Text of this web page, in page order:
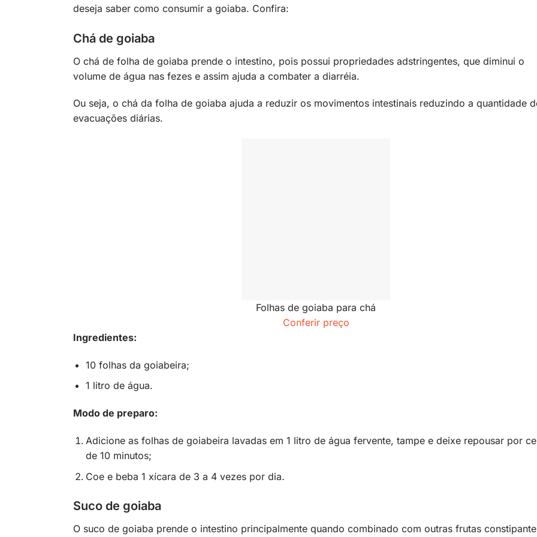
deseja saber como consumir a goiaba. Confira:
Chá de goiaba
O chá de folha de goiaba prende o intestino, pois possui propriedades adstringentes, que diminui o
volume de água nas fezes e assim ajuda a combater a diarréia.
Ou seja, o chá da folha de goiaba ajuda a reduzir os movimentos intestinais reduzindo a quantidade
evacuações diárias.
Folhas de goiaba para chá
Conferir preço
Ingredientes:
10 folhas da goiabeira;
1 litro de água.
Modo de preparo:
Adicione as folhas de goiabeira lavadas em 1 litro de água fervente, tampe e deixe repousar por
de 10 minutos;
Coe e beba 1 xícara de 3 a 4 vezes por dia.
Suco de goiaba
O suco de goiaba prende o intestino principalmente quando combinado com outras frutas